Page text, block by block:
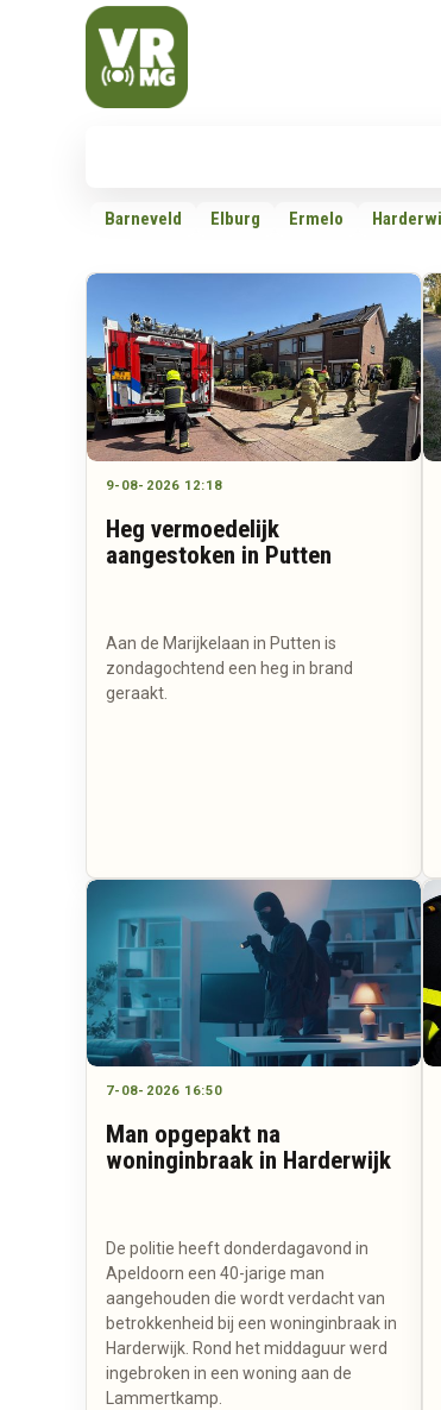
Veluwe Randmeer Mediagroep
VRMG, de omroep voor de Noord-West Veluwe
Barneveld Elburg Ermelo
9-08-2026 12:18
Heg vermoedelijk
aangestoken in Putten
Aan de Marijkelaan in Putten is
zondagochtend een heg in brand
geraakt.
7-08-2026 16:50
Man opgepakt na
woninginbraak in Harderwijk
De politie heeft donderdagavond in
Apeldoorn een 40-jarige man
aangehouden die wordt verdacht van
betrokkenheid bij een woninginbraak in
Harderwijk. Rond het middaguur werd
ingebroken in een woning aan de
Lammertkamp.